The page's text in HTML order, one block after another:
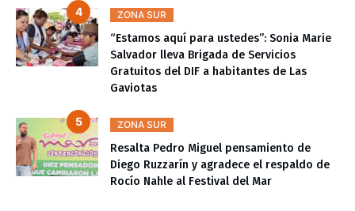
ZONA SUR
“Estamos aquí para ustedes”: Sonia Marie
Salvador lleva Brigada de Servicios
Gratuitos del DIF a habitantes de Las
Gaviotas
ZONA SUR
Resalta Pedro Miguel pensamiento de
Diego Ruzzarín y agradece el respaldo de
Rocío Nahle al Festival del Mar